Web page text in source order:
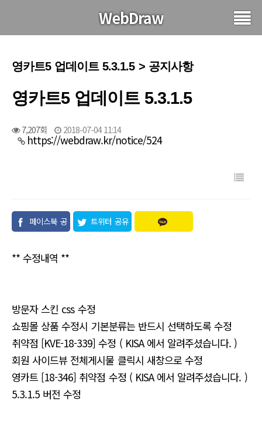
WebDraw
영카트5 업데이트 5.3.1.5 > 공지사항
영카트5 업데이트 5.3.1.5
7,207회 2018-07-04 11:14
https://webdraw.kr/notice/524
페이스북 공
트위터 공유
** 수정내역 **
방문자 스킨 css 수정
쇼핑몰 상품 수정시 기본분류는 반드시 선택하도록 수정
취약점 [KVE-18-339] 수정 ( KISA 에서 알려주셨습니다. )
회원 사이드뷰 전체게시물 클릭시 새창으로 수정
영카트 [18-346] 취약점 수정 ( KISA 에서 알려주셨습니다. )
5.3.1.5 버전 수정